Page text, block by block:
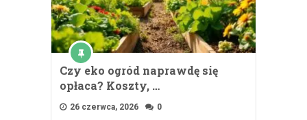
Czy eko ogród naprawdę się
opłaca? Koszty, …
26 czerwca, 2026 0